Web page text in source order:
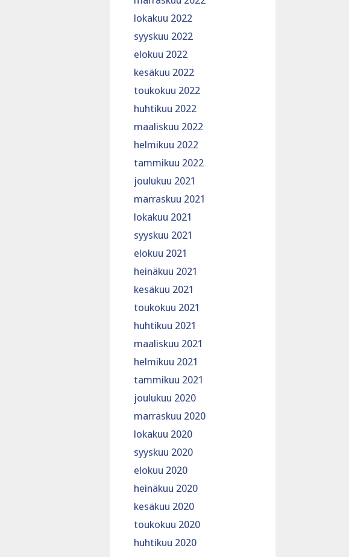
lokakuu 2022
syyskuu 2022
elokuu 2022
kesäkuu 2022
toukokuu 2022
huhtikuu 2022
maaliskuu 2022
helmikuu 2022
tammikuu 2022
joulukuu 2021
marraskuu 2021
lokakuu 2021
syyskuu 2021
elokuu 2021
heinäkuu 2021
kesäkuu 2021
toukokuu 2021
huhtikuu 2021
maaliskuu 2021
helmikuu 2021
tammikuu 2021
joulukuu 2020
marraskuu 2020
lokakuu 2020
syyskuu 2020
elokuu 2020
heinäkuu 2020
kesäkuu 2020
toukokuu 2020
huhtikuu 2020